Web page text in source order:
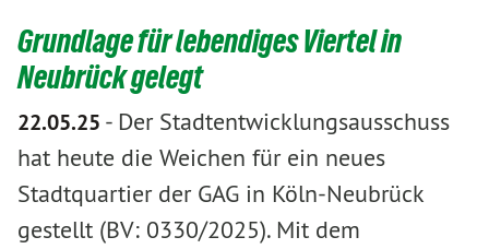
Grundlage für lebendiges Viertel in
Neubrück gelegt
22.05.25 - Der Stadtentwicklungsausschuss
hat heute die Weichen für ein neues
Stadtquartier der GAG in Köln-Neubrück
gestellt (BV: 0330/2025). Mit dem